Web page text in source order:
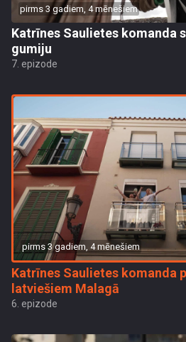
pirms 3 gadiem, 4 mēnešiem
Katrīnes Saulietes komanda
gumiju
7. epizode
pirms 3 gadiem, 4 mēnešiem
Katrīnes Saulietes komanda
latviešiem Malagā
6. epizode